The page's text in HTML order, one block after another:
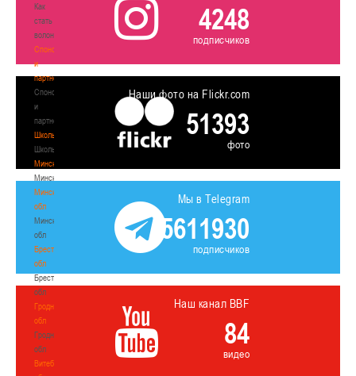
Как
стать
волонтером
Спонсоры
и
партнеры
Спонсоры
и
партнеры
Школы
Школы
Минск
Минск
Минская
обл
Минская
обл
Брестская
обл
Брестская
обл
Гродненская
обл
Гродненская
обл
Витебская
4248
подписчиков
Наши фото на Flickr.com
51393
фото
Мы в Telegram
5611930
подписчиков
Наш канал BBF
84
видео